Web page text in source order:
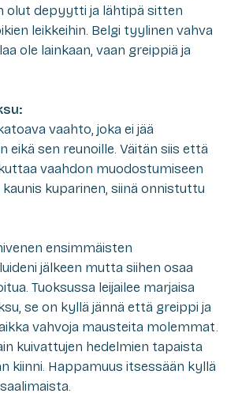
olut depyytti ja lähtipä sitten
leikkeihin. Belgi tyylinen vahva
ole lainkaan, vaan greippiä ja
vaahto, joka ei jää
eikä sen reunoille. Väitän siis että
vaahdon muodostumiseen
kuparinen, siinä onnistuttu
ensimmäisten
jälkeen mutta siihen osaa
Tuoksussa leijailee marjaisa
se on kyllä jännä että greippi ja
vahvoja mausteita molemmat.
kuivattujen hedelmien tapaista
kiinni. Happamuus itsessään kyllä